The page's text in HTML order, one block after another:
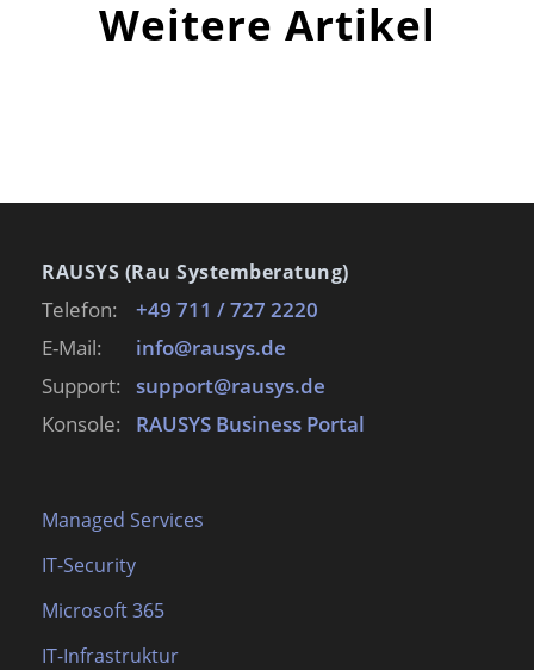
Weitere Artikel
RAUSYS (Rau Systemberatung)
Telefon:
+49 711 / 727 2220
E-Mail:
info@rausys.de
Support: support@rausys.de
Konsole:
RAUSYS Business Portal
Managed Services
IT-Security
Microsoft 365
IT-Infrastruktur